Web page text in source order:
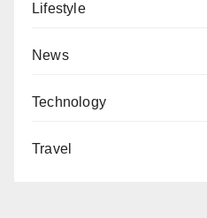
Lifestyle
News
Technology
Travel